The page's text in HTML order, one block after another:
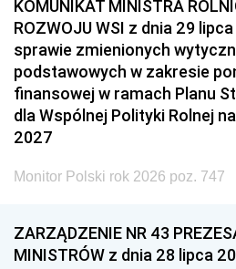
KOMUNIKAT MINISTRA
ROZWOJU WSI z dnia 29
sprawie zmienionych
podstawowych w zakresie
finansowej w ramach Planu
dla Wspólnej Polityki Rolnej
2027
Monitor Polski rok 2026 poz. 747
ZARZĄDZENIE NR 43
MINISTRÓW z dnia 28 lipca